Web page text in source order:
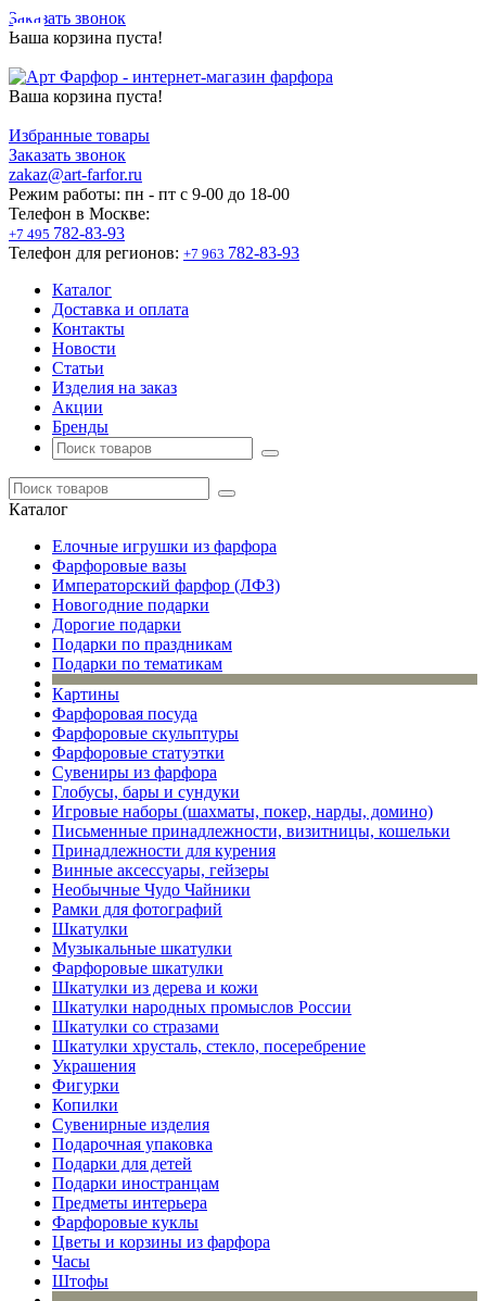
Заказать звонок
Ваша корзина пуста!
Ваша корзина пуста!
Избранные товары
Заказать звонок
zakaz@art-farfor.ru
Режим работы: пн - пт c 9-00 до 18-00
Телефон в Москве:
+7 495 782-83-93
Телефон для регионов: +7 963 782-83-93
Каталог
Доставка и оплата
Контакты
Новости
Статьи
Изделия на заказ
Акции
Бренды
Каталог
Елочные игрушки из фарфора
Фарфоровые вазы
Императорский фарфор (ЛФЗ)
Новогодние подарки
Дорогие подарки
Подарки по праздникам
Подарки по тематикам
Картины
Фарфоровая посуда
Фарфоровые скульптуры
Фарфоровые статуэтки
Сувениры из фарфора
Глобусы, бары и сундуки
Игровые наборы (шахматы, покер, нарды, домино)
Письменные принадлежности, визитницы, кошельки
Принадлежности для курения
Винные аксессуары, гейзеры
Необычные Чудо Чайники
Рамки для фотографий
Шкатулки
Музыкальные шкатулки
Фарфоровые шкатулки
Шкатулки из дерева и кожи
Шкатулки народных промыслов России
Шкатулки со стразами
Шкатулки хрусталь, стекло, посеребрение
Украшения
Фигурки
Копилки
Сувенирные изделия
Подарочная упаковка
Подарки для детей
Подарки иностранцам
Предметы интерьера
Фарфоровые куклы
Цветы и корзины из фарфора
Часы
Штофы